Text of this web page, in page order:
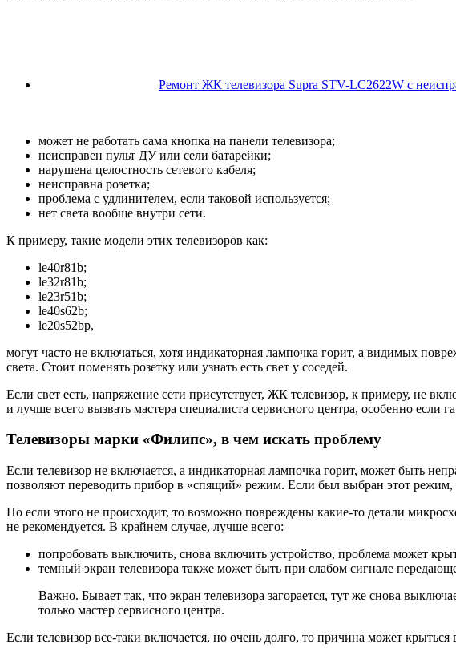
Ремонт ЖК телевизора Supra STV-LC2622W с
может не работать сама кнопка на панели телевизора;
неисправен пульт ДУ или сели батарейки;
нарушена целостность сетевого кабеля;
неисправна розетка;
проблема с удлинителем, если таковой используется;
нет света вообще внутри сети.
К примеру, такие модели этих телевизоров как:
le40r81b;
le32r81b;
le23r51b;
le40s62b;
le20s52bp,
могут часто не включаться, хотя индикаторная лампочка горит, а видимых
света. Стоит поменять розетку или узнать есть свет у соседей.
Если свет есть, напряжение сети присутствует, ЖК телевизор, к примеру, не
и лучше всего вызвать мастера специалиста сервисного центра, особенно если
Телевизоры марки «Филипс», в чем искать проблему
Если телевизор не включается, а индикаторная лампочка горит, может быть
позволяют переводить прибор в «спящий» режим. Если был выбран этот
Но если этого не происходит, то возможно повреждены какие-то детали
не рекомендуется. В крайнем случае, лучше всего:
попробовать выключить, снова включить устройство, проблема может
темный экран телевизора также может быть при слабом сигнале
Важно. Бывает так, что экран телевизора загорается, тут же снова
только мастер сервисного центра.
Если телевизор все-таки включается, но очень долго, то причина может